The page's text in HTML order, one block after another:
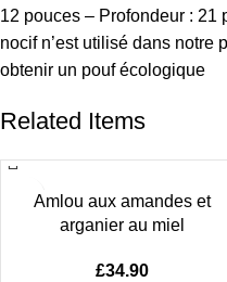
12 pouces – Profondeur : 21
nocif n’est utilisé dans notre
obtenir un pouf écologique
Related Items
Amlou aux amandes et
arganier au miel
£34.90